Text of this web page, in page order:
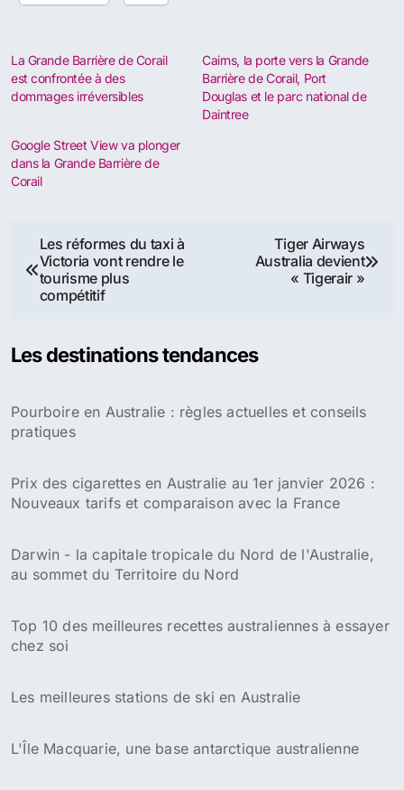
La Grande Barrière de Corail
est confrontée à des
dommages irréversibles
Cairns, la porte vers la Grande
Barrière de Corail, Port
Douglas et le parc national de
Daintree
Google Street View va plonger
dans la Grande Barrière de
Corail
Navigation
de
Les réformes du taxi à
Victoria vont rendre le
tourisme plus
compétitif
Tiger Airways
Australia devient
« Tigerair »
Les destinations tendances
Pourboire en Australie : règles actuelles et conseils
pratiques
Prix des cigarettes en Australie au 1er janvier 2026 :
Nouveaux tarifs et comparaison avec la France
Darwin - la capitale tropicale du Nord de l'Australie,
au sommet du Territoire du Nord
Top 10 des meilleures recettes australiennes à essayer
chez soi
Les meilleures stations de ski en Australie
L'Île Macquarie, une base antarctique australienne